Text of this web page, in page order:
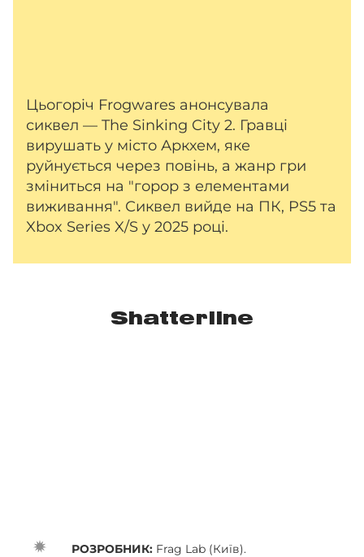
Цьогоріч Frogwares анонсувала
сиквел — The Sinking City 2. Гравці
вирушать у місто Аркхем, яке
руйнується через повінь, а жанр гри
зміниться на "горор з елементами
виживання". Сиквел вийде на ПК, PS5 та
Xbox Series X/S у 2025 році.
Shatterline
РОЗРОБНИК: Frag Lab (Київ).